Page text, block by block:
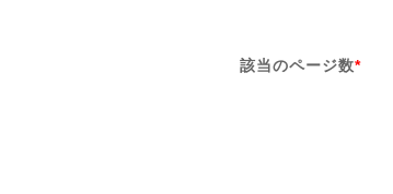
該当のページ数*